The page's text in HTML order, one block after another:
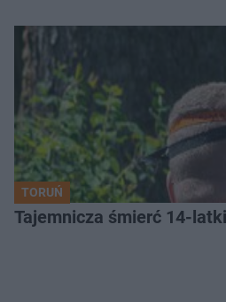
TORUŃ
Tajemnicza śmierć 14-